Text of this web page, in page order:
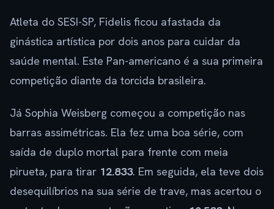
Atleta do SESI-SP, Fidelis ficou afastada da
ginástica artística por dois anos para cuidar da
saúde mental. Este Pan-americano é a sua primeira
competição diante da torcida brasileira.
Já Sophia Weisberg começou a competição nas
barras assimétricas. Ela fez uma boa série, com
saída de duplo mortal para frente com meia
pirueta, para tirar 12.833. Em seguida, ela teve dois
desequilíbrios na sua série de trave, mas acertou o